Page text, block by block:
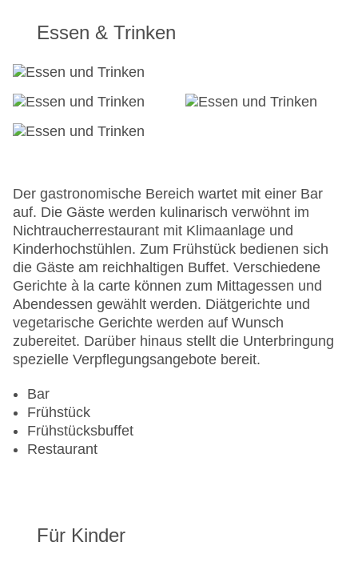
Check-out bis: 11:00:00
Konferenzraum
Hotelsafe
WLAN/WiFi im Hotel
Lift
Anzahl der Aufzüge: 1
Zimmerservice
Sonnenterrasse
Gesamtanzahl der Stockwerke: 9
Gesamtanzahl der Zimmer: 195
Pools:Kinderbecken, Indoor Pool, Outdoor Pool,
Sonnenschirme am Pool, Liegen am Pool
Zahlungsarten: American Express, Diners Club,
Mastercard, Visa
Landeskategorie: 3 Sterne
Essen & Trinken
Der gastronomische Bereich wartet mit einer Bar
auf. Die Gäste werden kulinarisch verwöhnt im
Nichtraucherrestaurant mit Klimaanlage und
Kinderhochstühlen. Zum Frühstück bedienen sich
die Gäste am reichhaltigen Buffet. Verschiedene
Gerichte à la carte können zum Mittagessen und
Abendessen gewählt werden. Diätgerichte und
vegetarische Gerichte werden auf Wunsch
zubereitet. Darüber hinaus stellt die Unterbringung
spezielle Verpflegungsangebote bereit.
Bar
Frühstück
Frühstücksbuffet
Restaurant
Für Kinder